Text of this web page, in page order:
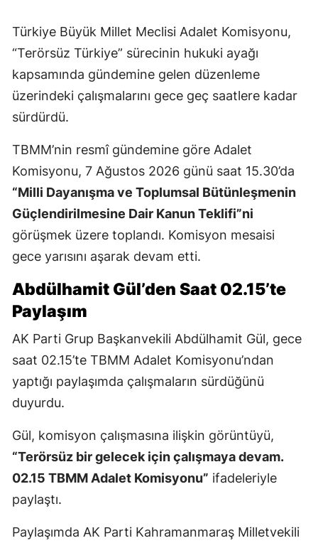
Türkiye Büyük Millet Meclisi Adalet Komisyonu,
“Terörsüz Türkiye” sürecinin hukuki ayağı
kapsamında gündemine gelen düzenleme
üzerindeki çalışmalarını gece geç saatlere kadar
sürdürdü.
TBMM’nin resmî gündemine göre Adalet
Komisyonu, 7 Ağustos 2026 günü saat 15.30’da
“Milli Dayanışma ve Toplumsal Bütünleşmenin
Güçlendirilmesine Dair Kanun Teklifi”ni
görüşmek üzere toplandı. Komisyon mesaisi
gece yarısını aşarak devam etti.
Abdülhamit Gül’den Saat 02.15’te
Paylaşım
AK Parti Grup Başkanvekili Abdülhamit Gül, gece
saat 02.15’te TBMM Adalet Komisyonu’ndan
yaptığı paylaşımda çalışmaların sürdüğünü
duyurdu.
Gül, komisyon çalışmasına ilişkin görüntüyü,
“Terörsüz bir gelecek için çalışmaya devam.
02.15 TBMM Adalet Komisyonu” ifadeleriyle
paylaştı.
Paylaşımda AK Parti Kahramanmaraş Milletvekili